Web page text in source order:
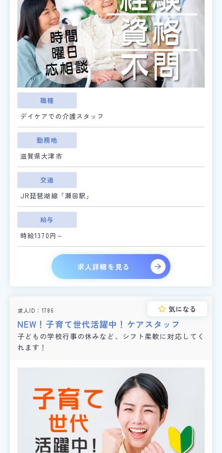
職種
デイケアでの介護スタッフ
勤務地
滋賀県大津市
交通
JR琵琶湖線「瀬田駅」
給与
時給1370円～
求人詳細を見る
求人ID 1786
NEW！子育て世代活躍中！ケアスタッフ
子どもの学校行事の休みなど、シフト柔軟に対応してく
れます！
気になる